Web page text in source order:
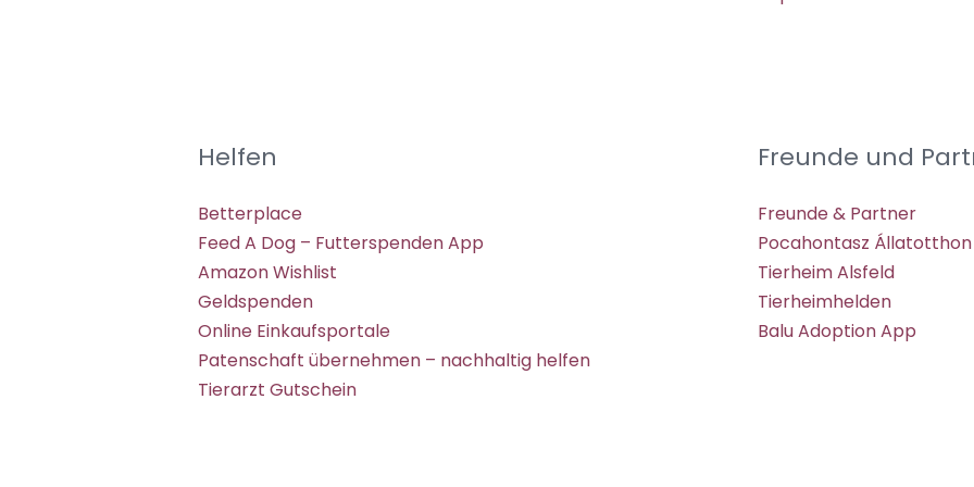
Helfen
Betterplace
Feed A Dog – Futterspenden App
Amazon Wishlist
Geldspenden
Online Einkaufsportale
Patenschaft übernehmen – nachhaltig helfen
Tierarzt Gutschein
Freunde und
Freunde & Partner
Pocahontasz Állatotthon
Tierheim Alsfeld
Tierheimhelden
Balu Adoption App